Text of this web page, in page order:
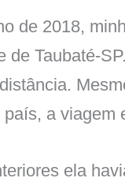
de 2018,
de Taubaté-
a viagem
ela